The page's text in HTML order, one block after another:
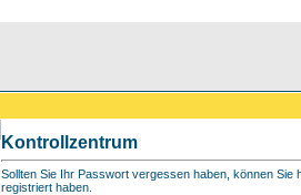
Kontrollzentrum
Sollten Sie Ihr Passwort vergessen haben, können
registriert haben.